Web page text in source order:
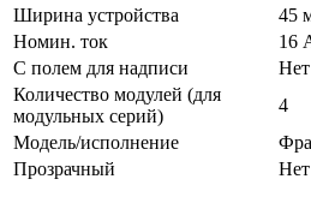
Ширина устройства
45
Номин. ток
16
С полем для надписи
Нет
Количество модулей (для
модульных серий)
4
Модель/исполнение
Прозрачный
Нет